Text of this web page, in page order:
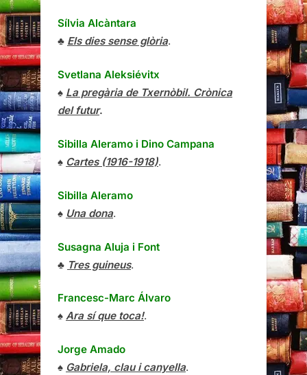
Sílvia Alcàntara
♣ Els dies sense glòria.
Svetlana Aleksiévitx
♠ La pregària de Txernòbil. Crònica
del futur.
Sibilla Aleramo i Dino Campana
♠ Cartes (1916-1918).
Sibilla Aleramo
♠ Una dona.
Susagna Aluja i Font
♣ Tres guineus.
Francesc-Marc Álvaro
♠ Ara sí que toca!.
Jorge Amado
♠ Gabriela, clau i canyella.